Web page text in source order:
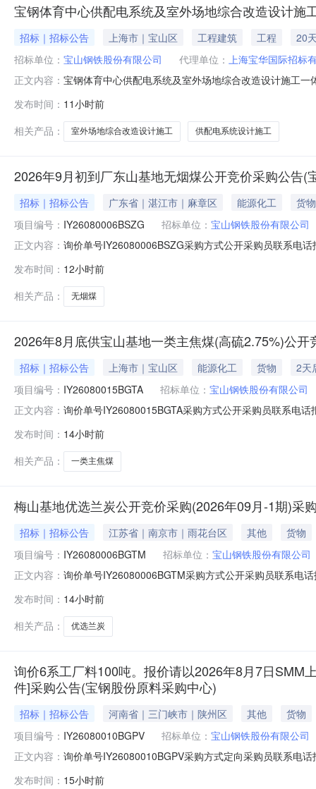
宝钢体育中心供配电系统及室外场地综合改造设计施
招标｜招标公告 上海市｜宝山区 工程建筑 工程
20
招标单位： 宝山钢铁股份有限公司 代理单位： 上海宝华国际招标
正文内容： 宝钢体育中心供配电系统及室外场地综合改造设计施工
标。2.工程概况与招标范围2.1招标项目名称：宝钢体育
万元（不含税）。2.4计划
发布时间： 11小时前
相关产品：
室外场地综合改造设计施工 供配电系统设计施工
2026年9月初到厂东山基地无烟煤公开竞价采购公告(
招标｜招标公告 广东省｜湛江市｜麻章区 能源化工
货物
项目编号： IY26080006BSZG 招标单位： 宝山钢铁股份有限公司
正文内容： 询价单号IY26080006BSZG采购方式公开采购员联系电
江原料码头二、保证金额度：2000000.0元三、商务条
发布时间： 12小时前
相关产品：
无烟煤
2026年8月底供宝山基地一类主焦煤(高硫2.75%)公
招标｜招标公告 上海市｜宝山区 能源化工 货物
2天
项目编号： IY26080015BGTA 招标单位： 宝山钢铁股份有限公司
正文内容： 询价单号IY26080015BGTA采购方式公开采购员联系电
二、保证金额度：2000000.0元三、商务条款：定价说
发布时间： 14小时前
相关产品：
一类主焦煤
梅山基地优选兰炭公开竞价采购(2026年09月-1期)采
招标｜招标公告 江苏省｜南京市｜雨花台区 其他
货物
项目编号： IY26080006BGTM 招标单位： 宝山钢铁股份有限公司
正文内容： 询价单号IY26080006BGTM采购方式公开采购员联系电
二、保证金额度：2000000.0元三、商务条款：定价说
发布时间： 14小时前
相关产品：
优选兰炭
询价6系工厂料100吨。报价请以2026年8月7日SMM
件]采购公告(宝钢股份原料采购中心)
招标｜招标公告 河南省｜三门峡市｜陕州区 其他
货物
项目编号： IY26080010BGPV 招标单位： 宝山钢铁股份有限公司
正文内容： 询价单号IY26080010BGPV采购方式定向采购员联系电
度：0.0元三、商务条款：定价说明：湿公吨。限价类别
发布时间： 15小时前